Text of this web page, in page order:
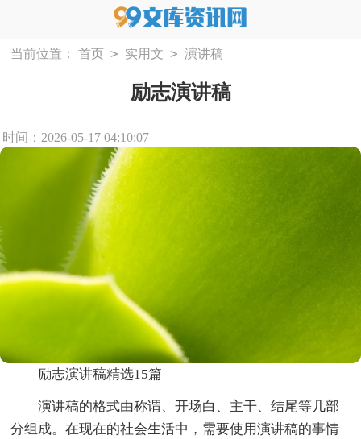
当前位置： 首页 > 实用文 > 演讲稿
励志演讲稿
时间：2026-05-17 04:10:07
励志演讲稿精选15篇
演讲稿的格式由称谓、开场白、主干、结尾等几部
分组成。在现在的社会生活中，需要使用演讲稿的事情